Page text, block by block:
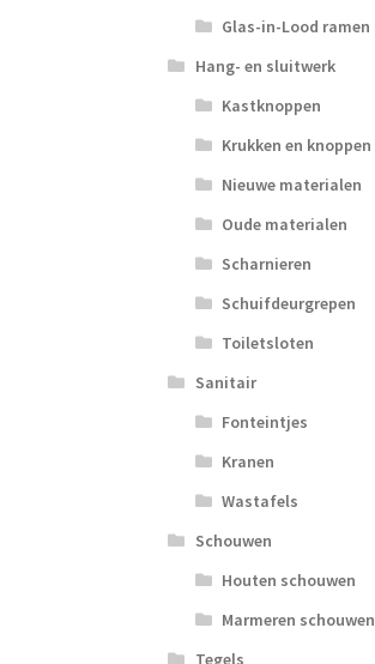
Glas-in-Lood ramen
Hang- en sluitwerk
Kastknoppen
Krukken en knoppen
Nieuwe materialen
Oude materialen
Scharnieren
Schuifdeurgrepen
Toiletsloten
Sanitair
Fonteintjes
Kranen
Wastafels
Schouwen
Houten schouwen
Marmeren schouwen
Tegels